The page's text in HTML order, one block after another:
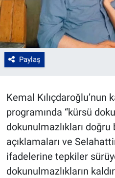
Paylaş
Kemal Kılıçdaroğlu’nun
programında “kürsü
dokunulmazlıkları doğru
açıklamaları ve
ifadelerine tepkiler
dokunulmazlıkların